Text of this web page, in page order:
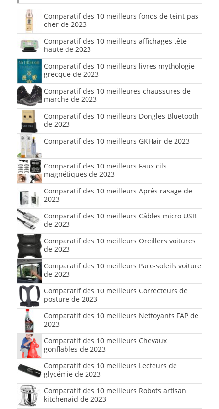
Comparatif des 10 meilleurs fonds de teint pas
cher de 2023
Comparatif des 10 meilleurs affichages tête
haute de 2023
Comparatif des 10 meilleurs livres mythologie
grecque de 2023
Comparatif des 10 meilleures chaussures de
marche de 2023
Comparatif des 10 meilleurs Dongles Bluetooth
de 2023
Comparatif des 10 meilleurs GKHair de 2023
Comparatif des 10 meilleurs Faux cils
magnétiques de 2023
Comparatif des 10 meilleurs Après rasage de
2023
Comparatif des 10 meilleurs Câbles micro USB
de 2023
Comparatif des 10 meilleurs Oreillers voitures
de 2023
Comparatif des 10 meilleurs Pare-soleils voiture
de 2023
Comparatif des 10 meilleurs Correcteurs de
posture de 2023
Comparatif des 10 meilleurs Nettoyants FAP de
2023
Comparatif des 10 meilleurs Chevaux
gonflables de 2023
Comparatif des 10 meilleurs Lecteurs de
glycémie de 2023
Comparatif des 10 meilleurs Robots artisan
kitchenaid de 2023